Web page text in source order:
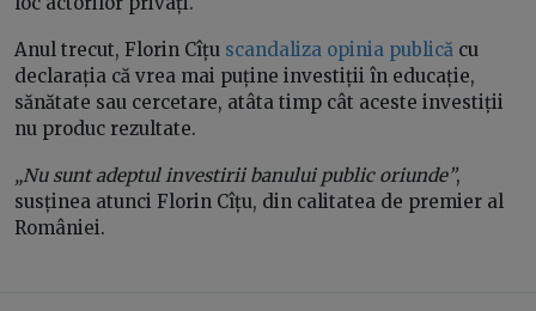
Anul trecut, Florin Cîțu scandaliza opinia publică cu
declarația că vrea mai puține investiții în educație,
sănătate sau cercetare, atâta timp cât aceste investiții
nu produc rezultate.
„Nu sunt adeptul investirii banului public oriunde”,
susținea atunci Florin Cîțu, din calitatea de premier al
României.